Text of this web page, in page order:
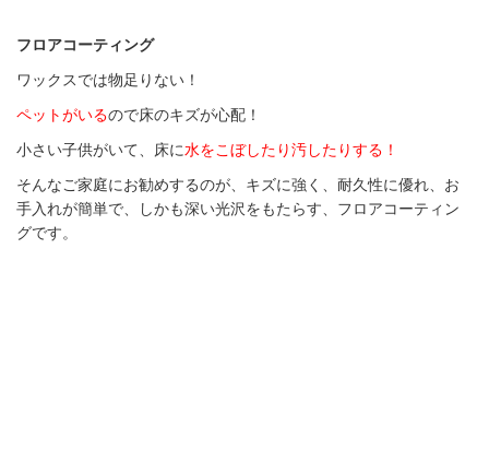
フロアコーティング
ワックスでは物足りない！
ペットがいるので床のキズが心配！
小さい子供がいて、床に水をこぼしたり汚したりする！
そんなご家庭にお勧めするのが、キズに強く、耐久性に優れ、お
手入れが簡単で、しかも深い光沢をもたらす、フロアコーティン
グです。